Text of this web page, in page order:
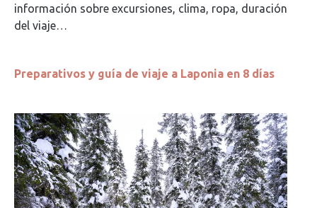
información sobre excursiones, clima, ropa, duración
del viaje…
Preparativos y guía de viaje a Laponia en 8 días